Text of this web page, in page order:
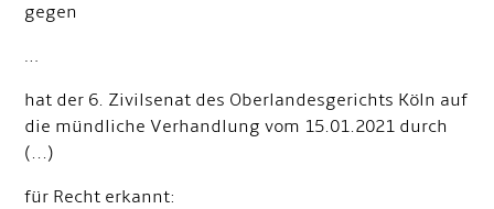
gegen
…
hat der 6. Zivilsenat des Oberlandesgerichts Köln auf
die mündliche Verhandlung vom 15.01.2021 durch
(...)
für Recht erkannt: